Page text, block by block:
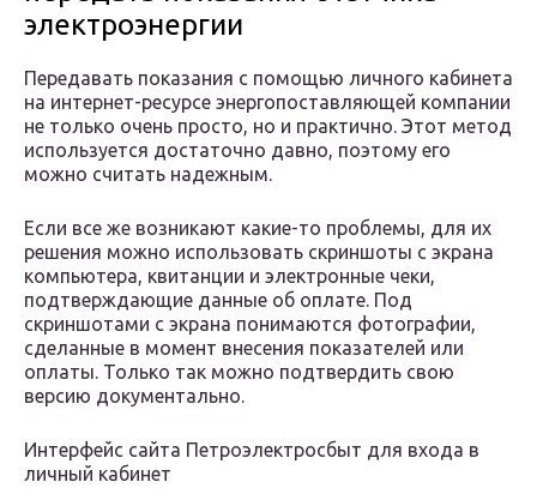
электроэнергии
Передавать показания с помощью личного кабинета
на интернет-ресурсе энергопоставляющей компании
не только очень просто, но и практично. Этот метод
используется достаточно давно, поэтому его
можно считать надежным.
Если все же возникают какие-то проблемы, для их
решения можно использовать скриншоты с экрана
компьютера, квитанции и электронные чеки,
подтверждающие данные об оплате. Под
скриншотами с экрана понимаются фотографии,
сделанные в момент внесения показателей или
оплаты. Только так можно подтвердить свою
версию документально.
Интерфейс сайта Петроэлектросбыт для входа в
личный кабинет